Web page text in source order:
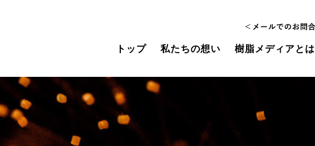
トップ 私たちの想い 樹脂メディアとは